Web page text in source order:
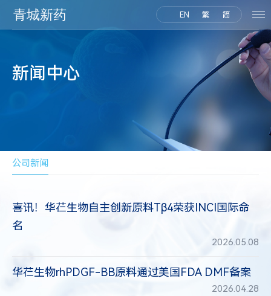
EN 繁 简
新闻中心
公司新闻
喜讯！华芢生物自主创新原料Tβ4荣获INCI国际命
名
2026.05.08
华芢生物rhPDGF-BB原料通过美国FDA DMF备案
2026.04.28